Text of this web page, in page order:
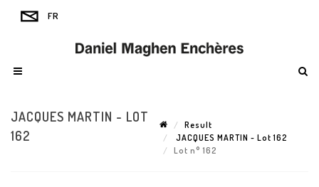
JACQUES MARTIN - LOT
162
Result
JACQUES MARTIN - Lot 162
Lot n° 162